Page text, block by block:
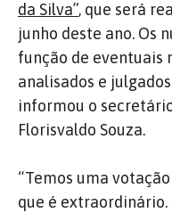
da Silva”, que será
junho deste ano. Os
função de eventuais
analisados e
informou o
Florisvaldo Souza.
“Temos uma
que é extraordinário.